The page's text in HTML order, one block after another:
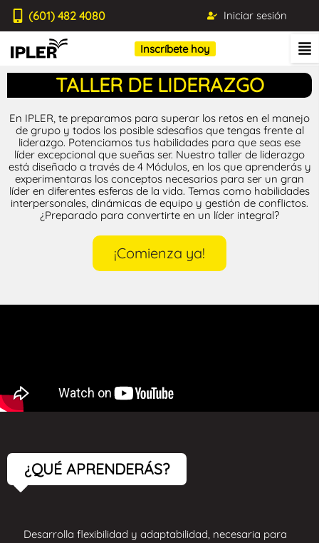
(601) 482 4080 Iniciar sesión
Inscríbete hoy
TALLER DE LIDERAZGO
En IPLER, te preparamos para superar los retos en el manejo
de grupo y todos los posible sdesafios que tengas frente al
liderazgo. Potenciamos tus habilidades para que seas ese
líder excepcional que sueñas ser. Nuestro taller de liderazgo
está diseñado a través de 4 Módulos, en los que aprenderás y
experimentaras los conceptos necesarios para ser un gran
líder en diferentes esferas de la vida. Temas como habilidades
interpersonales, dinámicas de equipo y gestión de conflictos.
¿Preparado para convertirte en un líder integral?
¡Comienza ya!
¿QUÉ APRENDERÁS?
Desarrolla flexibilidad y adaptabilidad, necesaria para